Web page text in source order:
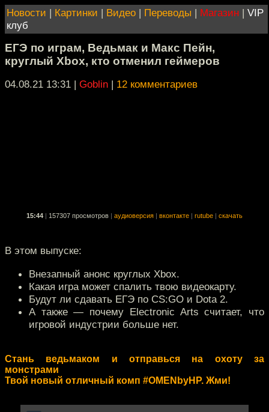
Новости | Картинки | Видео | Переводы | Магазин | VIP
клуб
ЕГЭ по играм, Ведьмак и Макс Пейн,
круглый Xbox, кто отменил геймеров
04.08.21 13:31 | Goblin | 12 комментариев
15:44 157307 просмотров аудиоверсия вконтакте rutube скачать
В этом выпуске:
Внезапный анонс круглых Xbox.
Какая игра может спалить твою видеокарту.
Будут ли сдавать ЕГЭ по CS:GO и Dota 2.
А также — почему Electronic Arts считает, что
игровой индустрии больше нет.
Стань ведьмаком и отправься на охоту за
монстрами
Твой новый отличный комп #OMENbyHP. Жми!